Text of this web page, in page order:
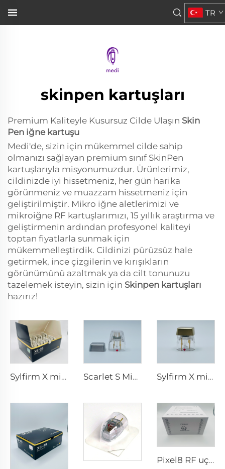
ile Cildinizi İyileştirinMedi olarak, önceden hazırlanmış...">
TR
skinpen kartuşları
Premium Kaliteyle Kusursuz Cilde Ulaşın Skin
Pen iğne kartuşu
Medi'de, sizin için mükemmel cilde sahip
olmanızı sağlayan premium sınıf SkinPen
kartuşlarıyla misyonumuzdur. Ürünlerimiz,
cildinizde iyi hissetmeniz, her gün harika
görünmeniz ve muazzam hissetmeniz için
geliştirilmiştir. Mikro iğne aletlerimizi ve
mikroiğne RF kartuşlarımızı, 15 yıllık araştırma ve
geliştirmenin ardından profesyonel kaliteyi
toptan fiyatlarla sunmak için
mükemmelleştirdik. Cildinizi pürüzsüz hale
getirmek, ince çizgilerin ve kırışıkların
görünümünü azaltmak ya da cilt tonunuzu
tazelemek isteyin, sizin için Skinpen kartuşları
hazırız!
Sylfirm X mikroiğneleme rf uçları XE-25 Scarlet S Mikroiğneleme rf Bi-polar Elektrotlar Tüketilebilir uç 25pin Sylfirm X mikroiğneleme rf cilt bakımı sylfirm X uçları X-25
Pixel8 RF uçları